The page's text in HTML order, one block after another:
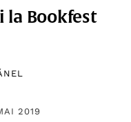
la Bookfest
2019